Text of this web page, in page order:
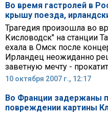
Во время гастролей в
крышу поезда,
Трагедия произошла во
Кисловодск" на станции
ехала в Омск после
Ирландец неожиданно
заветную мечту -
10 октября 2007 г., 12:17
Во Франции задержаны
повреждении картины